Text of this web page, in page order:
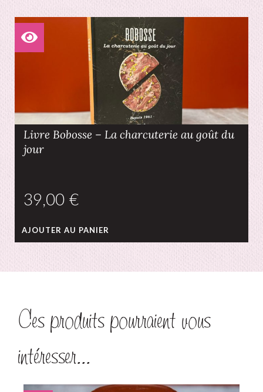
Livre Bobosse – La charcuterie au goût du
jour
€
AJOUTER AU PANIER
Ces produits pourraient vous
intéresser...